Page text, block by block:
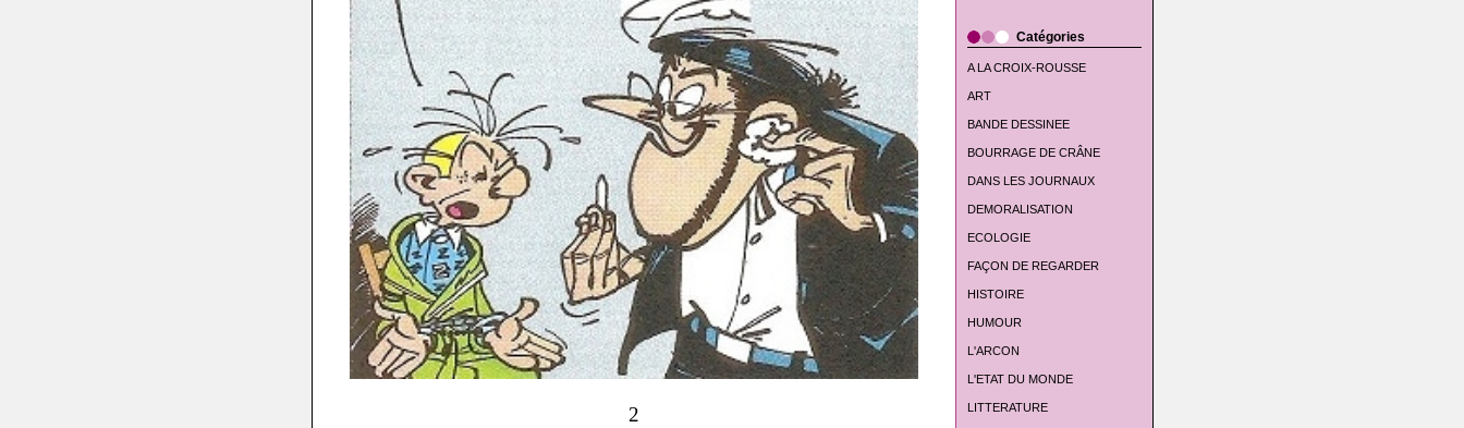
Catégories
A LA CROIX-ROUSSE
ART
BANDE DESSINEE
BOURRAGE DE CRÂNE
DANS LES JOURNAUX
DEMORALISATION
ECOLOGIE
FAÇON DE REGARDER
HISTOIRE
HUMOUR
L'ARCON
L'ETAT DU MONDE
LITTERATURE
2